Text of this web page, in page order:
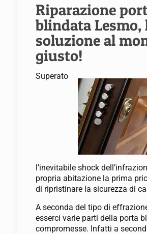
Riparazione
blindata Lesmo,
soluzione al
giusto!
Superato
l’inevitabile shock
propria abitazione la prima
di ripristinare la sicurezza di
A seconda del tipo di
esserci varie parti della porta
compromesse. Infatti a